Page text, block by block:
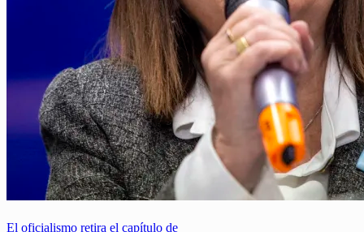
El oficialismo retira el capítulo de